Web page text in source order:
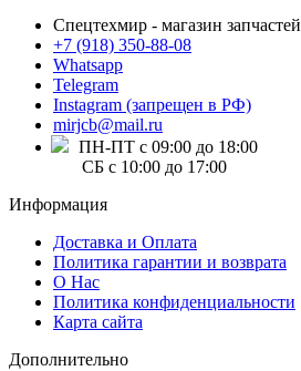
Спецтехмир - магазин запчастей
+7 (918) 350-88-08
Whatsapp
Telegram
Instagram (запрещен в РФ)
mirjcb@mail.ru
ПН-ПТ с 09:00 до 18:00
СБ с 10:00 до 17:00
Информация
Доставка и Оплата
Политика гарантии и возврата
О Нас
Политика конфиденциальности
Карта сайта
Дополнительно